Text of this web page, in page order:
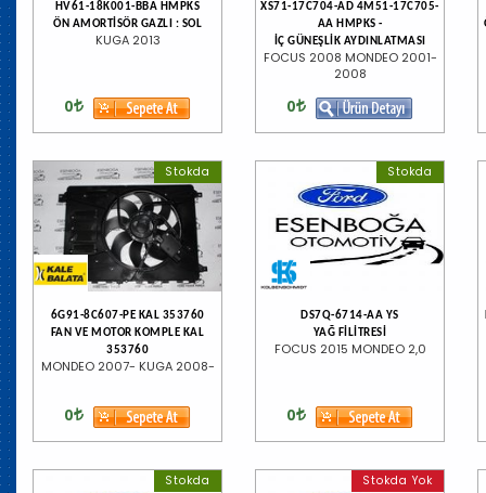
HV61-18K001-BBA HMPKS
ÖN AMORTİSÖR GAZLI : SOL
KUGA 2013
0
XS71-17C704-AD 4M51-17C705-
AA HMPKS -
İÇ GÜNEŞLİK AYDINLATMASI
FOCUS 2008 MONDEO 2001-
2008
0
Stokda
6G91-8C607-PE KAL 353760
FAN VE MOTOR KOMPLE KAL
353760
MONDEO 2007- KUGA 2008-
0
Stokda
DS7Q-6714-AA YS
YAĞ FİLİTRESİ
FOCUS 2015 MONDEO 2,0
0
Stokda Stokda Yok